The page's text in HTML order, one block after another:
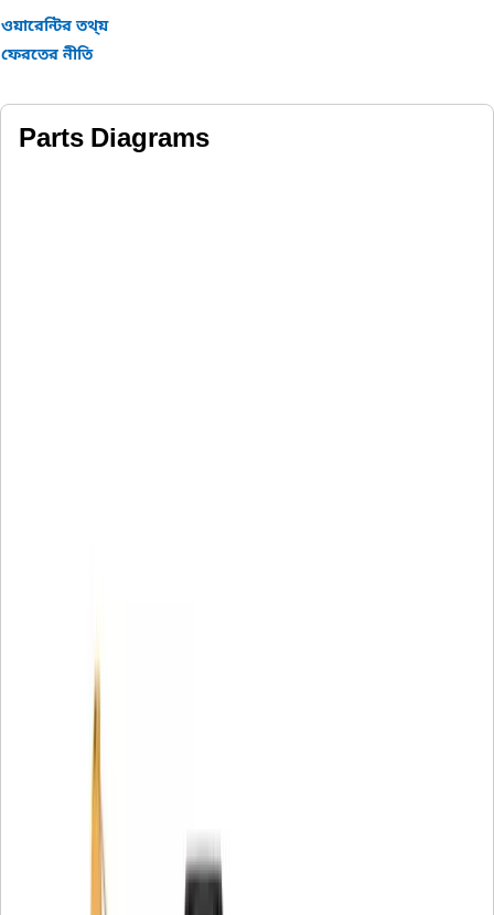
ওয়ারেন্টির তথ্য়
ফেরতের নীতি
Parts Diagrams